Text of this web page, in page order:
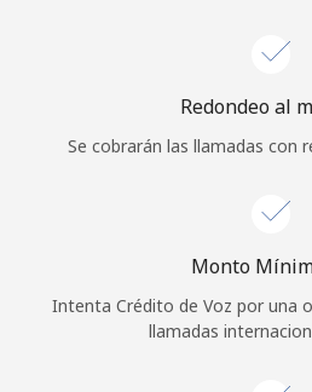
Continuar
Redondeo al
Se cobrarán las llamadas con
Monto
Intenta Crédito de Voz por una
llamadas